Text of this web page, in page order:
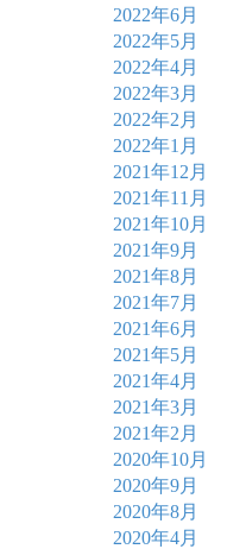
2022年6月
2022年5月
2022年4月
2022年3月
2022年2月
2022年1月
2021年12月
2021年11月
2021年10月
2021年9月
2021年8月
2021年7月
2021年6月
2021年5月
2021年4月
2021年3月
2021年2月
2020年10月
2020年9月
2020年8月
2020年4月